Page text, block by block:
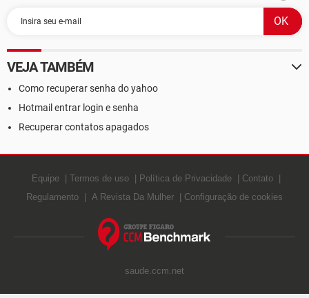
VEJA TAMBÉM
Como recuperar senha do yahoo
Hotmail entrar login e senha
Recuperar contatos apagados
Equipe Termos de uso Política de Privacidade
Contato
Regulamento
A Revista Da Mulher Configuração de cookies
saude.ccm.net